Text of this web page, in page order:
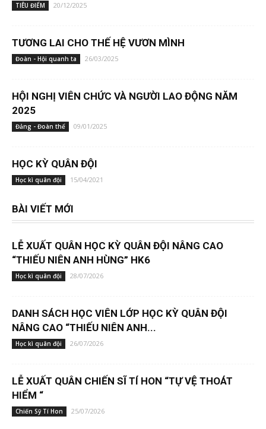
TIÊU ĐIỂM 20/12/2025
TƯƠNG LAI CHO THẾ HỆ VƯƠN MÌNH
Đoàn - Hội quanh ta 26/03/2025
HỘI NGHỊ VIÊN CHỨC VÀ NGƯỜI LAO ĐỘNG NĂM
2025
Đảng - Đoàn thể 09/01/2025
HỌC KỲ QUÂN ĐỘI
Học kì quân đội 15/04/2021
BÀI VIẾT MỚI
LỄ XUẤT QUÂN HỌC KỲ QUÂN ĐỘI NÂNG CAO
“THIẾU NIÊN ANH HÙNG” HK6
Học kì quân đội 28/07/2026
DANH SÁCH HỌC VIÊN LỚP HỌC KỲ QUÂN ĐỘI
NÂNG CAO “THIẾU NIÊN ANH...
Học kì quân đội 26/07/2026
LỄ XUẤT QUÂN CHIẾN SĨ TÍ HON “TỰ VỆ THOÁT
HIỂM “
Chiến Sỹ Tí Hon 25/07/2026